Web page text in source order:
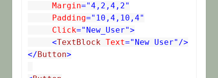
Margin="4,2,4,2"
Padding="10,4,10,4"
Click="New_User">
<TextBlock Text="New User"/>
</Button>